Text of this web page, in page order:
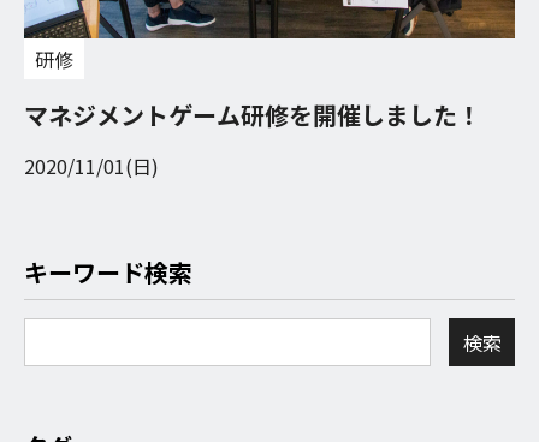
マネジメントゲーム研修を開催しました！
2020/11/01(日)
研修
キーワード検索